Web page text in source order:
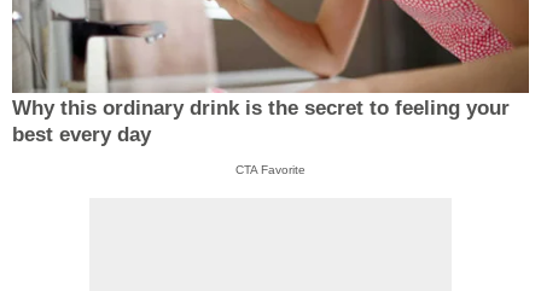
Why this ordinary drink is the secret to feeling your
best every day
CTA Favorite